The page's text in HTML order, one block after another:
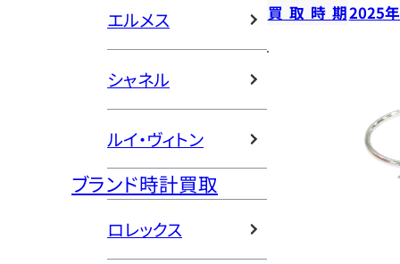
エルメス
シャネル
ルイ・ヴィトン
ブランド時計買取
ロレックス
買取時期2025